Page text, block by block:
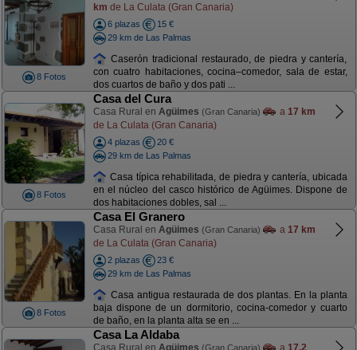
8 Fotos
km de La Culata (Gran Canaria)
6 plazas
15 €
29 km de Las Palmas
Caserón tradicional restaurado, de piedra y cantería,
con cuatro habitaciones, cocina–comedor, sala de estar,
dos cuartos de baño y dos pati ...
8 Fotos
Casa del Cura
Casa Rural en Agüimes (Gran Canaria) a 17 km
de La Culata (Gran Canaria)
4 plazas
20 €
29 km de Las Palmas
Casa típica rehabilitada, de piedra y cantería, ubicada
en el núcleo del casco histórico de Agüimes. Dispone de
dos habitaciones dobles, sal ...
8 Fotos
Casa El Granero
Casa Rural en Agüimes (Gran Canaria) a 17 km
de La Culata (Gran Canaria)
2 plazas
23 €
29 km de Las Palmas
Casa antigua restaurada de dos plantas. En la planta
baja dispone de un dormitorio, cocina-comedor y cuarto
de baño, en la planta alta se en ...
Casa La Aldaba
Casa Rural en Agüimes (Gran Canaria) a 17,2